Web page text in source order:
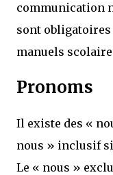
communication
sont obligatoires
manuels
Pronoms
Il existe des «
nous » inclusif
Le « nous »